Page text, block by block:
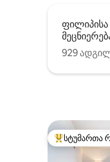
929
სტუმართა
სტუმართა